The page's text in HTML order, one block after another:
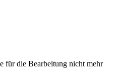
für die Bearbeitung nicht mehr